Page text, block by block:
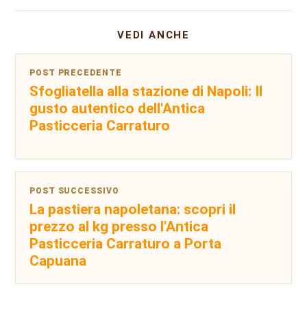
VEDI ANCHE
POST PRECEDENTE
Sfogliatella alla stazione di Napoli: Il
gusto autentico dell'Antica
Pasticceria Carraturo
POST SUCCESSIVO
La pastiera napoletana: scopri il
prezzo al kg presso l'Antica
Pasticceria Carraturo a Porta
Capuana